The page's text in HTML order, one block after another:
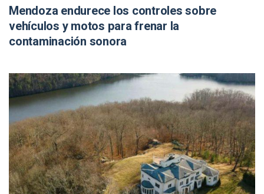
Mendoza endurece los controles sobre
vehículos y motos para frenar la
contaminación sonora